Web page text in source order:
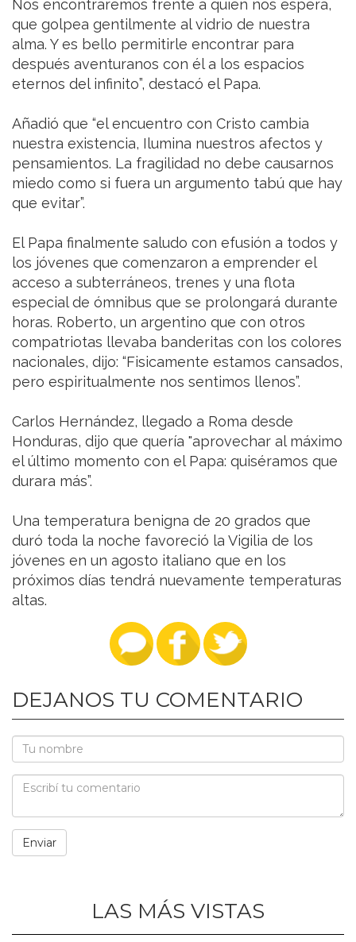
Nos encontraremos frente a quien nos espera,
que golpea gentilmente al vidrio de nuestra
alma. Y es bello permitirle encontrar para
después aventuranos con él a los espacios
eternos del infinito”, destacó el Papa.
Añadió que “el encuentro con Cristo cambia
nuestra existencia, Ilumina nuestros afectos y
pensamientos. La fragilidad no debe causarnos
miedo como si fuera un argumento tabú que hay
que evitar”.
El Papa finalmente saludo con efusión a todos y
los jóvenes que comenzaron a emprender el
acceso a subterráneos, trenes y una flota
especial de ómnibus que se prolongará durante
horas. Roberto, un argentino que con otros
compatriotas llevaba banderitas con los colores
nacionales, dijo: “Fisicamente estamos cansados,
pero espiritualmente nos sentimos llenos”.
Carlos Hernández, llegado a Roma desde
Honduras, dijo que quería "aprovechar al máximo
el último momento con el Papa: quiséramos que
durara más”.
Una temperatura benigna de 20 grados que
duró toda la noche favoreció la Vigilia de los
jóvenes en un agosto italiano que en los
próximos días tendrá nuevamente temperaturas
altas.
DEJANOS TU COMENTARIO
LAS MÁS VISTAS